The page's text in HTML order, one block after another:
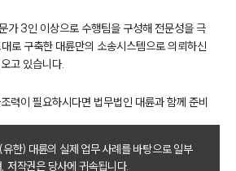
대륜의 강점
오시는 길
로벌 파트너 로펌
고객의 소리
AI대륜
업무사례
가 3인 이상으로 수행팀을 구성해 전문성을 극
로 구축한 대륜만의 소송시스템으로 의뢰하신
고 있습니다.
력이 필요하시다면 법무법인 대륜과 함께 준비
한) 대륜의 실제 업무 사례를 바탕으로 일부
저작권은 당사에 귀속됩니다.